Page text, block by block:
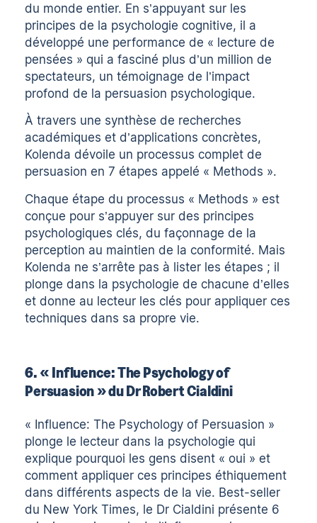
du monde entier. En s’appuyant sur les
principes de la psychologie cognitive, il a
développé une performance de « lecture de
pensées » qui a fasciné plus d’un million de
spectateurs, un témoignage de l’impact
profond de la persuasion psychologique.
À travers une synthèse de recherches
académiques et d’applications concrètes,
Kolenda dévoile un processus complet de
persuasion en 7 étapes appelé « Methods ».
Chaque étape du processus « Methods » est
conçue pour s’appuyer sur des principes
psychologiques clés, du façonnage de la
perception au maintien de la conformité. Mais
Kolenda ne s’arrête pas à lister les étapes ; il
plonge dans la psychologie de chacune d’elles
et donne au lecteur les clés pour appliquer ces
techniques dans sa propre vie.
6. « Influence: The Psychology of
Persuasion » du Dr Robert Cialdini
« Influence: The Psychology of Persuasion »
plonge le lecteur dans la psychologie qui
explique pourquoi les gens disent « oui » et
comment appliquer ces principes éthiquement
dans différents aspects de la vie. Best-seller
du New York Times, le Dr Cialdini présente 6